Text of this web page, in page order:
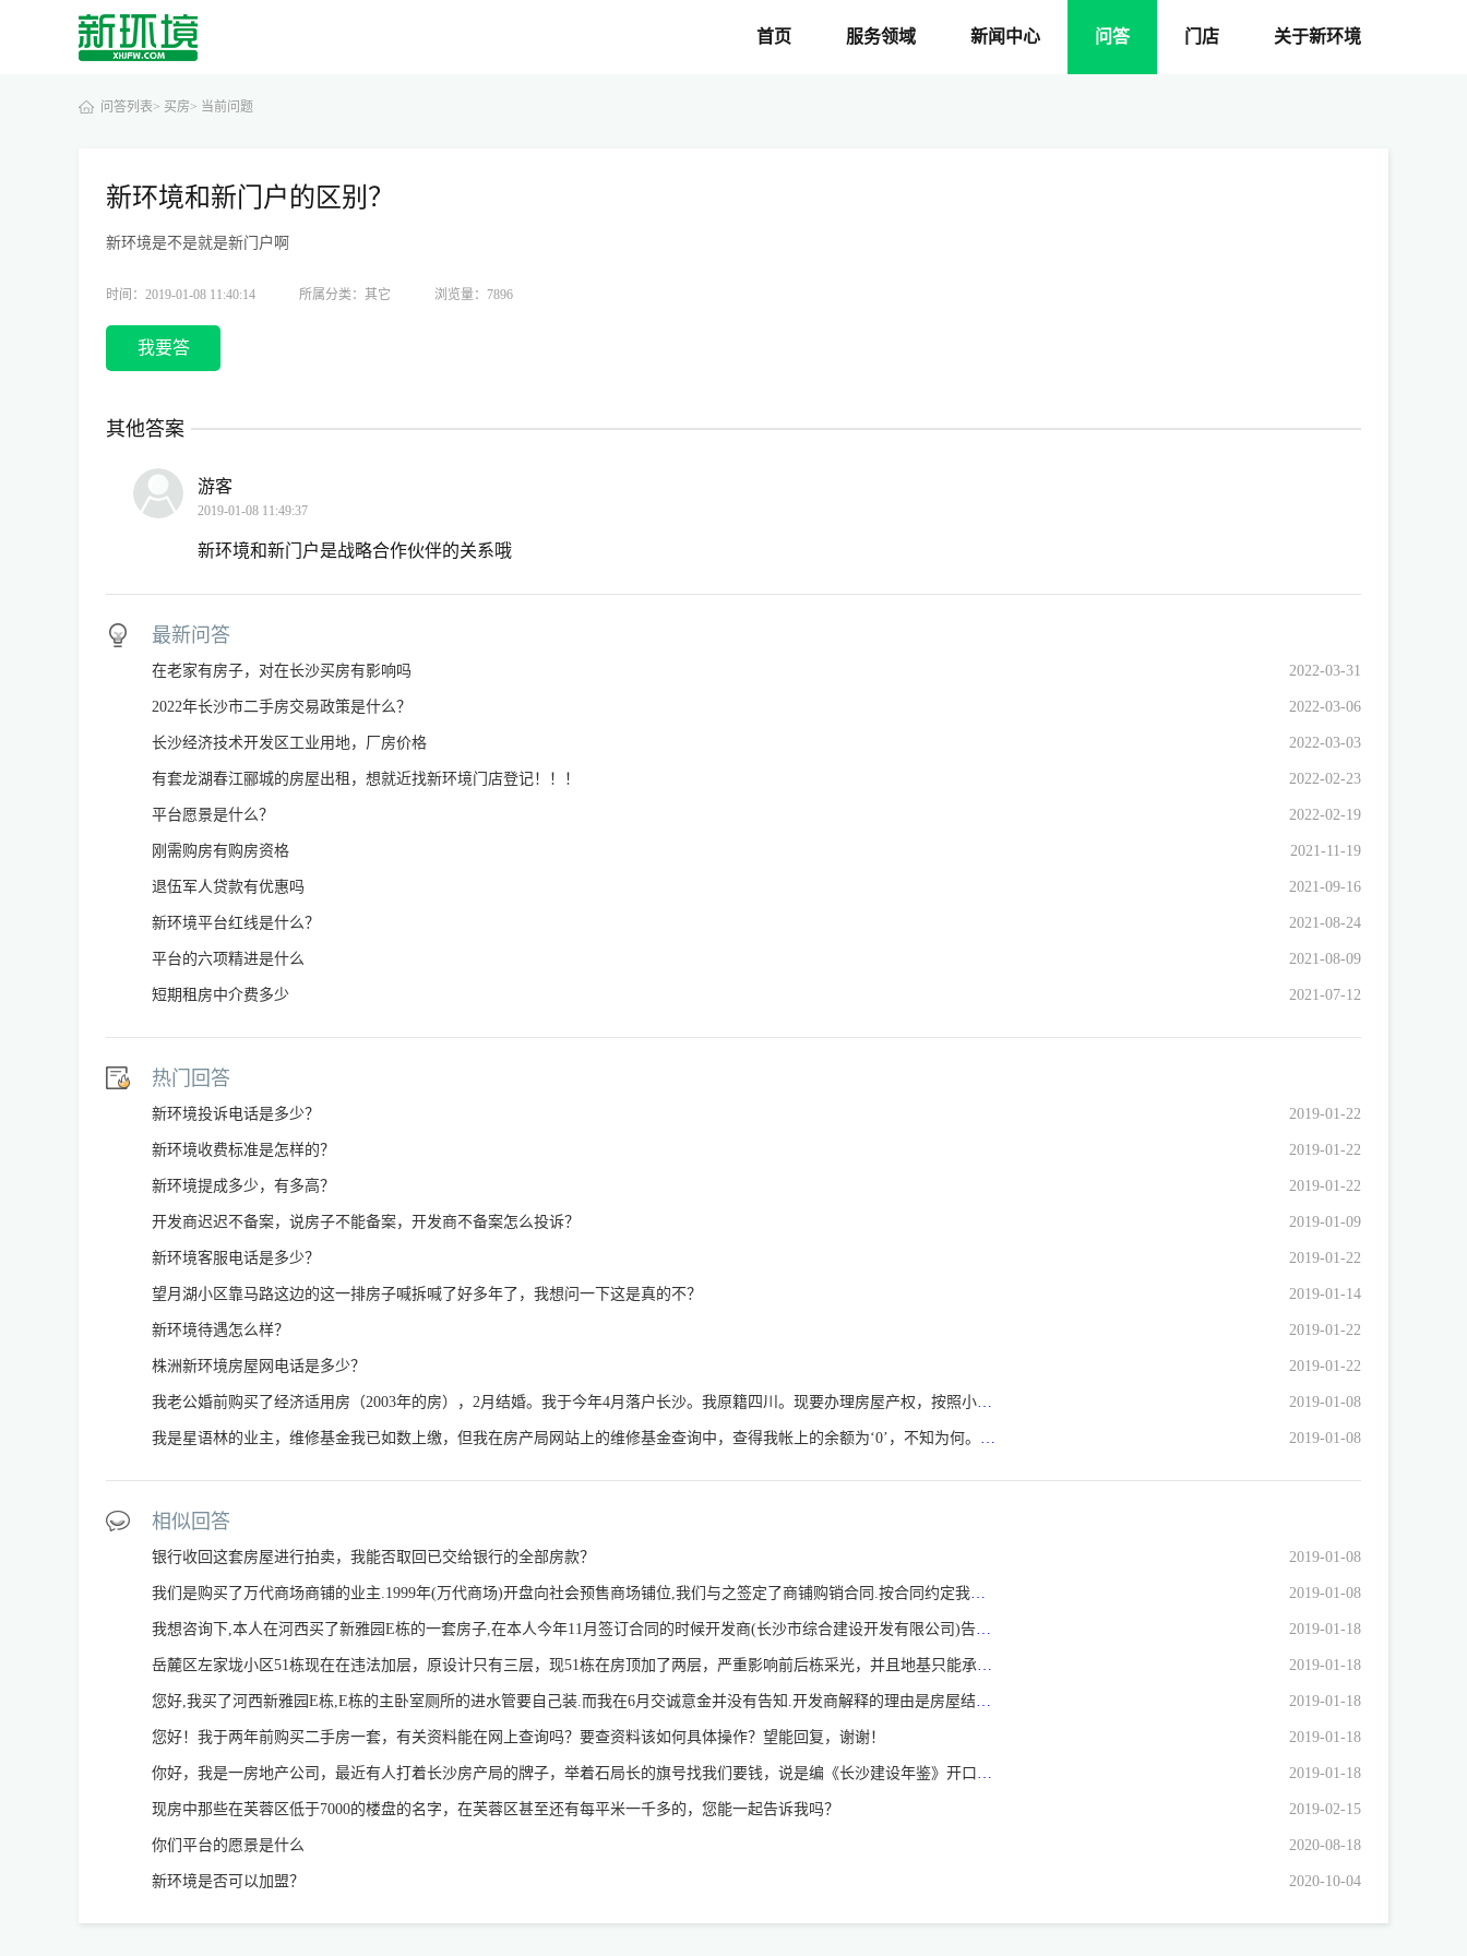
首页 服务领域 新闻中心 问答 门店 关于新环境
问答列表> 买房> 当前问题
新环境和新门户的区别？
新环境是不是就是新门户啊
时间：2019-01-08 11:40:14 所属分类：其它 浏览量：7896
我要答
其他答案
游客
2019-01-08 11:49:37
新环境和新门户是战略合作伙伴的关系哦
最新问答
在老家有房子，对在长沙买房有影响吗 2022-03-31
2022年长沙市二手房交易政策是什么？ 2022-03-06
长沙经济技术开发区工业用地，厂房价格 2022-03-03
有套龙湖春江郦城的房屋出租，想就近找新环境门店登记！！！ 2022-02-23
平台愿景是什么？ 2022-02-19
刚需购房有购房资格 2021-11-19
退伍军人贷款有优惠吗 2021-09-16
新环境平台红线是什么？ 2021-08-24
平台的六项精进是什么 2021-08-09
短期租房中介费多少 2021-07-12
热门回答
新环境投诉电话是多少？ 2019-01-22
新环境收费标准是怎样的？ 2019-01-22
新环境提成多少，有多高？ 2019-01-22
开发商迟迟不备案，说房子不能备案，开发商不备案怎么投诉？ 2019-01-09
新环境客服电话是多少？ 2019-01-22
望月湖小区靠马路这边的这一排房子喊拆喊了好多年了，我想问一下这是真的不？ 2019-01-14
新环境待遇怎么样？ 2019-01-22
株洲新环境房屋网电话是多少？ 2019-01-22
我老公婚前购买了经济适用房（2003年的房），2月结婚。我于今年4月落户长沙。我原籍四川。现要办理房屋产权，按照小区公告： 2、凡办理审批单时为未婚，但现已经结婚的经济适用房业主，须提交本人和配偶结婚证、户口本、身份证三样原件和复印件。如配偶系外地户口的或1997年后由外地迁入长沙的须提供户口所在地或原户口所在地房改办出具的无房证明。 我就要回到四川去办理无房证明。我去当地的房管局，工作人员不办理，说不符合法规，他们的存档里只能证明有房，但是上面没有记录的，他们不能确定是否是有房，而没去办理产权。我就不明白了，长沙要求办理，四川不能办理。那我这个事情请问我到底应该怎么办？我的户籍已经落到长沙，原籍就不管了。现在的zf办事人员态度恶劣，大老远去办不了事，心里万分难过。zf是为人们办好事办实事的，为什么要为难我们呢？ 2019-01-08
我是星语林的业主，维修基金我已如数上缴，但我在房产局网站上的维修基金查询中，查得我帐上的余额为‘0’，不知为何。是否可以解释一下。谢谢！ 2019-01-08
相似回答
银行收回这套房屋进行拍卖，我能否取回已交给银行的全部房款？ 2019-01-08
我们是购买了万代商场商铺的业主.1999年(万代商场)开盘向社会预售商场铺位,我们与之签定了商铺购销合同.按合同约定我们已全部付清商铺购房款.至今多年过去了,开发商一直未按合同约定办理商铺交房手续,未按合同约定办理商铺产权.商场大门紧锁,给我们业主造成了极大损失.要求开发商按合同约定履行义务.立即启动办理商铺交房手续.启动产权办理程序，我们该怎么来维护自己的权益？ 2019-01-08
我想咨询下,本人在河西买了新雅园E栋的一套房子,在本人今年11月签订合同的时候开发商(长沙市综合建设开发有限公司)告诉我:你们E栋的主卧室的水管要自己装.而我在6月交诚意金并没有告知.开发商解释的理由是房屋结构不适合安装,难道我们住户就好安装吗? 请告诉我这是否是违法欺诈行为,我该如何维护自己的权益? 2019-01-18
岳麓区左家垅小区51栋现在在违法加层，原设计只有三层，现51栋在房顶加了两层，严重影响前后栋采光，并且地基只能承爱三层重量，如跨塌砸到我房子谁负责？我该怎么办？ 2019-01-18
您好,我买了河西新雅园E栋,E栋的主卧室厕所的进水管要自己装.而我在6月交诚意金并没有告知.开发商解释的理由是房屋结构不适合安装,房屋三面全部是承重墙,如果我们自行装,不但要破坏墙漆,而且肯定会因为埋水管影响房屋结构,影响房屋寿命.我该怎么解决这个问题? 2019-01-18
您好！我于两年前购买二手房一套，有关资料能在网上查询吗？要查资料该如何具体操作？望能回复，谢谢！ 2019-01-18
你好，我是一房地产公司，最近有人打着长沙房产局的牌子，举着石局长的旗号找我们要钱，说是编《长沙建设年鉴》开口就是3万5万，严重影响了我们正常的工作。也严重损坏了长沙房产局的声誉！我们出也不是，不出又怕对不起长沙房产局，请问我们该怎么办？ 2019-01-18
现房中那些在芙蓉区低于7000的楼盘的名字，在芙蓉区甚至还有每平米一千多的，您能一起告诉我吗？ 2019-02-15
你们平台的愿景是什么 2020-08-18
新环境是否可以加盟？ 2020-10-04